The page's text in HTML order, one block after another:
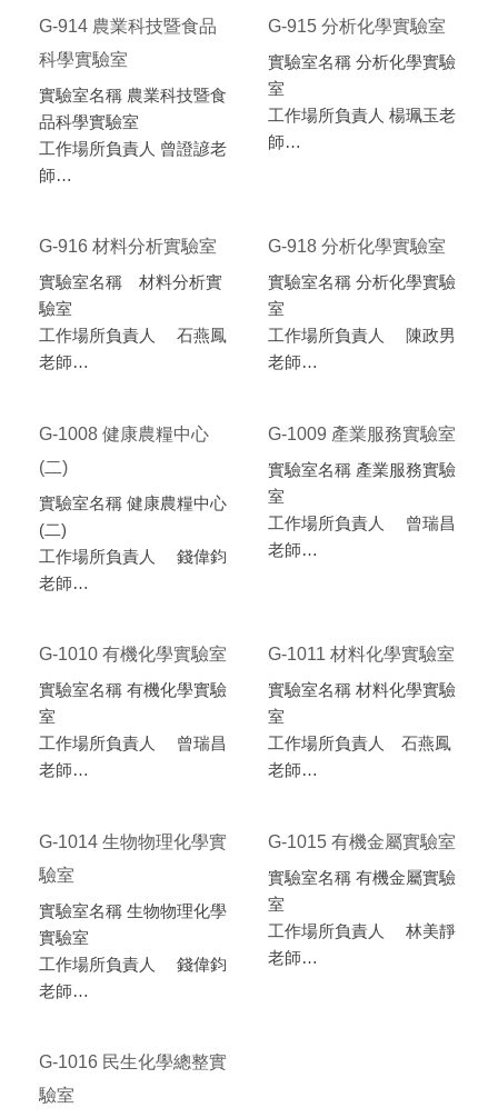
911
G-914 農業科技暨食品
科學實驗室
實驗室名稱 農業科技暨食
品科學實驗室
工作場所負責人 曾證諺老
師
914
G-915 分析化學實驗室
實驗室名稱 分析化學實驗
室
工作場所負責人 楊珮玉老
師
G-916 材料分析實驗室
實驗室名稱 材料分析實
驗室
工作場所負責人 石燕鳳
老師
916
G-918 分析化學實驗室
實驗室名稱 分析化學實驗
室
工作場所負責人 陳政男
老師
918
G-1008 健康農糧中心
(二)
實驗室名稱 健康農糧中心
(二)
工作場所負責人 錢偉鈞
老師
1008
G-1009 產業服務實驗室
實驗室名稱 產業服務實驗
室
工作場所負責人 曾瑞昌
老師
G-1010 有機化學實驗室
實驗室名稱 有機化學實驗
室
工作場所負責人 曾瑞昌
老師
1010
G-1011 材料化學實驗室
實驗室名稱 材料化學實驗
室
工作場所負責人 石燕鳳
老師
1011
G-1014 生物物理化學實
驗室
實驗室名稱 生物物理化學
實驗室
工作場所負責人 錢偉鈞
老師
1014
G-1015 有機金屬實驗室
實驗室名稱 有機金屬實驗
室
工作場所負責人 林美靜
老師
G-1016 民生化學總整實
驗室